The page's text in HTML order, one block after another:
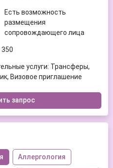
Есть возможность
размещения
сопровождающего лица
350
услуги: Трансферы,
Визовое приглашение
запрос
Аллергология